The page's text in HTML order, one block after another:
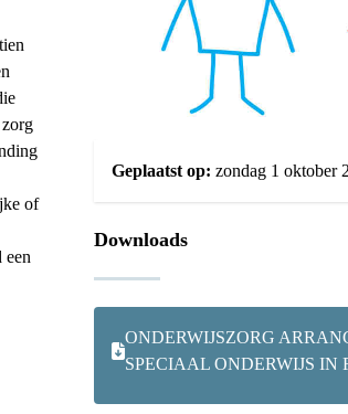
of
een
Geplaatst op: zondag 1 oktober
Downloads
ONDERWIJSZORG
SPECIAAL ONDERWIJS IN